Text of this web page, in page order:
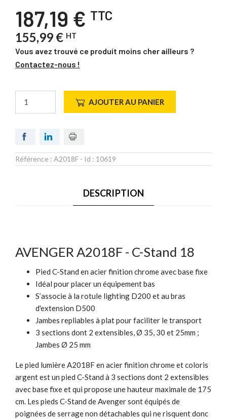
187,19 € TTC
155,99 € HT
Vous avez trouvé ce produit moins cher ailleurs ?
Contactez-nous !
AJOUTER AU PANIER
Référence : A2018F - Id : 10619
DESCRIPTION
AVENGER A2018F - C-Stand 18
Pied C-Stand en acier finition chrome avec base fixe
Idéal pour placer un équipement bas
S’associe à la rotule lighting D200 et au bras
d'extension D500
Jambes repliables à plat pour faciliter le transport
3 sections dont 2 extensibles, Ø 35, 30 et 25mm ;
Jambes Ø 25 mm
Le pied lumière A2018F en acier finition chrome et coloris
argent est un pied C-Stand à 3 sections dont 2 extensibles
avec base fixe et qui propose une hauteur maximale de 175
cm. Les pieds C-Stand de Avenger sont équipés de
poignées de serrage non détachables qui ne risquent donc